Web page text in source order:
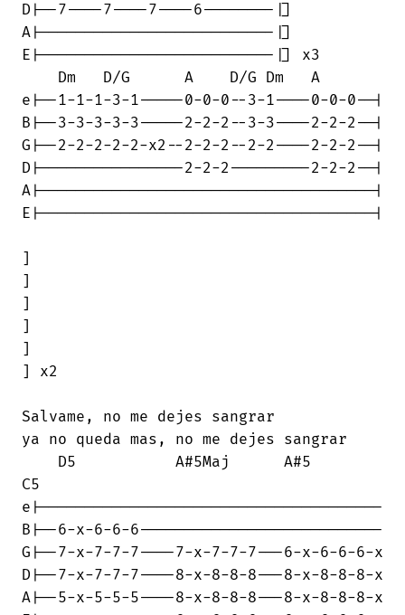
D|--7----7----7----6--------|]
A|--------------------------|]
E|--------------------------|] x3
    Dm   D/G      A    D/G Dm   A
e|--1-1-1-3-1-----0-0-0--3-1----0-0-0--|
B|--3-3-3-3-3-----2-2-2--3-3----2-2-2--|
G|--2-2-2-2-2-x2--2-2-2--2-2----2-2-2--|
D|----------------2-2-2---------2-2-2--|
A|-------------------------------------|
E|-------------------------------------|
]
]
]
]
]
] x2
Salvame, no me dejes sangrar
ya no queda mas, no me dejes sangrar
    D5           A#5Maj      A#5
C5
e|--------------------------------------
B|--6-x-6-6-6---------------------------
G|--7-x-7-7-7----7-x-7-7-7---6-x-6-6-6-x
D|--7-x-7-7-7----8-x-8-8-8---8-x-8-8-8-x
A|--5-x-5-5-5----8-x-8-8-8---8-x-8-8-8-x